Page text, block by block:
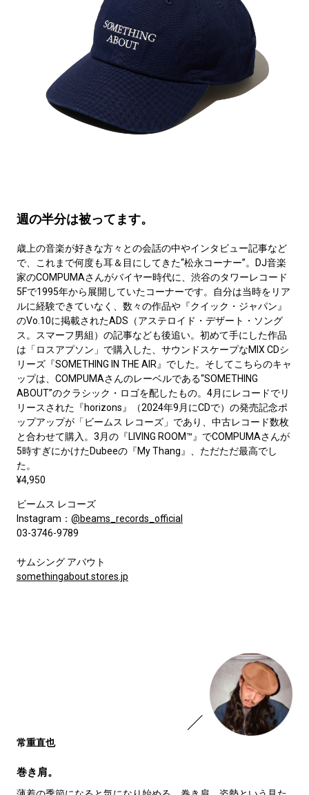
週の半分は被ってます。
歳上の音楽が好きな方々との会話の中やインタビュー記事など
で、これまで何度も耳＆目にしてきた“松永コーナー”。DJ音楽
家のCOMPUMAさんがバイヤー時代に、渋谷のタワーレコード
5Fで1995年から展開していたコーナーです。自分は当時をリア
ルに経験できていなく、数々の作品や『クイック・ジャパン』
のVo.10に掲載されたADS（アステロイド・デザート・ソング
ス。スマーフ男組）の記事なども後追い。初めて手にした作品
は「ロスアプソン」で購入した、サウンドスケープなMIX CDシ
リーズ『SOMETHING IN THE AIR』でした。そしてこちらのキャ
ップは、COMPUMAさんのレーベルである“SOMETHING
ABOUT”のクラシック・ロゴを配したもの。4月にレコードでリ
リースされた『horizons』（2024年9月にCDで）の発売記念ポ
ップアップが「ビームス レコーズ」であり、中古レコード数枚
と合わせて購入。3月の『LIVING ROOM™』でCOMPUMAさんが
5時すぎにかけたDubeeの『My Thang』、ただただ最高でし
た。
¥4,950
ビームス レコーズ
Instagram： @beams_records_official
03-3746-9789
サムシング アバウト
somethingabout.stores.jp
常重直也
巻き肩。